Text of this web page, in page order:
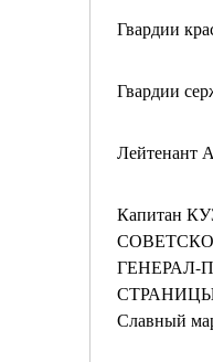
Гвардии
Гвардии
Капитан
ГЕНЕРАЛ-
Славный